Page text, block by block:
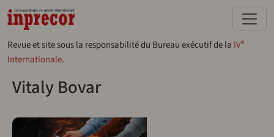
Aller au contenu principal
Revue et site sous la responsabilité du Bureau exécutif de la IVe
Internationale.
Vitaly Bovar